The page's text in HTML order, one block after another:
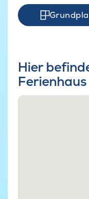
Hier
Ferienhaus